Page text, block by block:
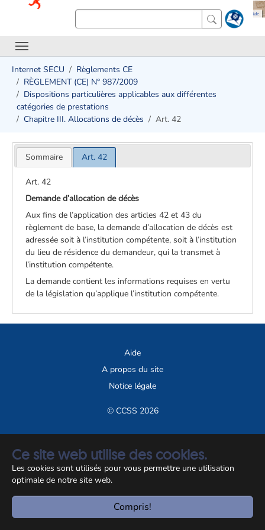
Ce site web utilise des cookies.
Les cookies sont utilisés pour vous permettre une utilisation
optimale de notre site web.
Compris!
Internet SECU
Règlements CE
RÈGLEMENT (CE) N° 987/2009
Dispositions particulières applicables aux différentes
catégories de prestations
Chapitre III. Allocations de décès
Art. 42
Sommaire Art. 42
Art. 42
Demande d’allocation de décès
Aux fins de l’application des articles 42 et 43 du
règlement de base, la demande d’allocation de décès est
adressée soit à l’institution compétente, soit à l’institution
du lieu de résidence du demandeur, qui la transmet à
l’institution compétente.
La demande contient les informations requises en vertu
de la législation qu’applique l’institution compétente.
Aide
A propos du site
Notice légale
© CCSS 2026